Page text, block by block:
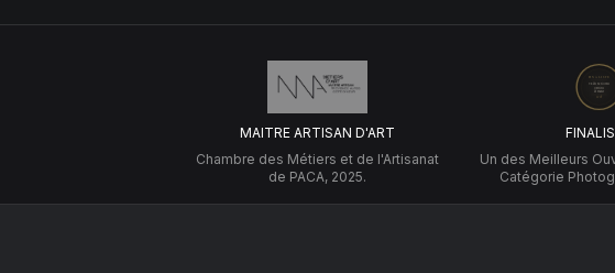
MAITRE ARTISAN D'ART
Chambre des Métiers et de l'Artisanat
de PACA, 2025.
Un des Meilleurs
Catégorie